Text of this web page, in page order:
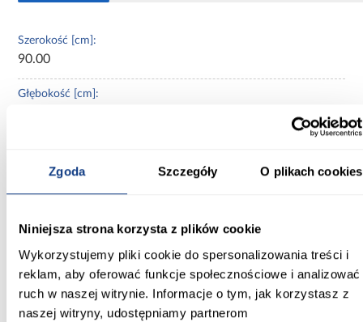
Zgoda Szczegóły O plikach cookies
Niniejsza strona korzysta z plików cookie
Wykorzystujemy pliki cookie do spersonalizowania treści i
reklam, aby oferować funkcje społecznościowe i analizować
ruch w naszej witrynie. Informacje o tym, jak korzystasz z
naszej witryny, udostępniamy partnerom
Szerokość [cm]:
90.00
Głębokość [cm]:
65.00
Materac w komplecie:
Z materacem
Stelaż w komplecie: